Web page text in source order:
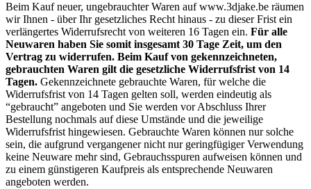
Beim Kauf neuer, ungebrauchter Waren auf www.3djake.be räumen
wir Ihnen - über Ihr gesetzliches Recht hinaus - zu dieser Frist ein
verlängertes Widerrufsrecht von weiteren 16 Tagen ein. Für alle
Neuwaren haben Sie somit insgesamt 30 Tage Zeit, um den
Vertrag zu widerrufen. Beim Kauf von gekennzeichneten,
gebrauchten Waren gilt die gesetzliche Widerrufsfrist von 14
Tagen. Gekennzeichnete gebrauchte Waren, für welche die
Widerrufsfrist von 14 Tagen gelten soll, werden eindeutig als
“gebraucht” angeboten und Sie werden vor Abschluss Ihrer
Bestellung nochmals auf diese Umstände und die jeweilige
Widerrufsfrist hingewiesen. Gebrauchte Waren können nur solche
sein, die aufgrund vergangener nicht nur geringfügiger Verwendung
keine Neuware mehr sind, Gebrauchsspuren aufweisen können und
zu einem günstigeren Kaufpreis als entsprechende Neuwaren
angeboten werden.